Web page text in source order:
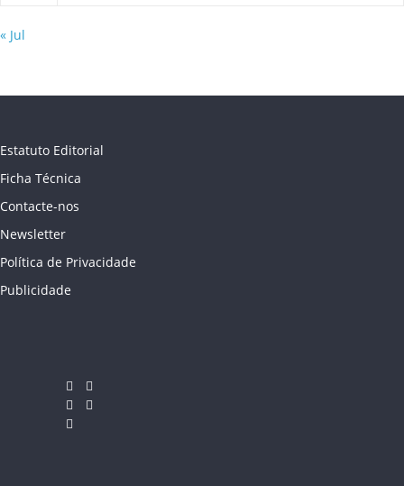
« Jul
Estatuto Editorial
Ficha Técnica
Contacte-nos
Newsletter
Política de Privacidade
Publicidade